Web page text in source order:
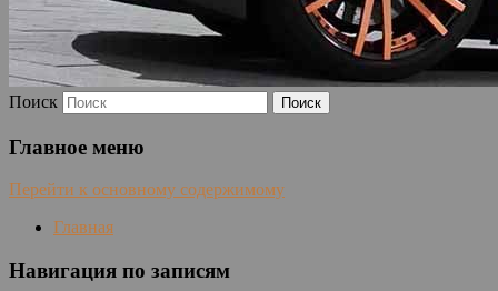
Поиск
Главное меню
Перейти к основному содержимому
Главная
Навигация по записям